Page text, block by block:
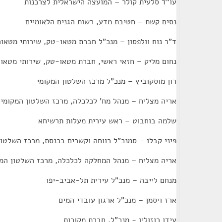
עו"ד סלעית קולר – המועצה הישראלית לצרכנות
נסים קשת – חטיבת מדע, רשות הגנים הלאומיים
ד"ר נוח וולפסון – מנכ"ל חברת מטאו-טק, שירותי
נחום מליק – חזאי ראשי, חברת מטאו-טק, שירותי
רון מוסקוביץ – מנכ"ל מרכז השלטון המקומי
אריה מצליח – מנהל מח' לכלכלה, מרכז השלטון המקומי
שלמה בוחבוט – ראש עירית מעלות תרשיחא
פיני קבלו – סמנכ"ל רווחה וקשרים בכנסת, מרכז
אריה מצליח – מנהל המחלקה לכלכלה, מרכז השלטון
מנחם לייבה – מנכ"ל עירית תל-אביב-יפו
ארז ויסמן – מנכ"ל ארגון עובדי המים